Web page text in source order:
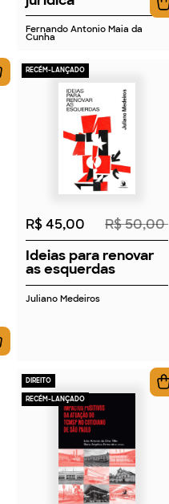
Fernando Antonio Maia da
Cunha
RECÉM-LANÇADO
2026
R$ 45,00
R$ 50,00
Ideias para renovar
as esquerdas
Juliano Medeiros
DIREITO
RECÉM-LANÇADO
2026